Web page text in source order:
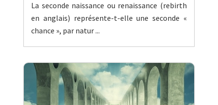
La seconde naissance ou renaissance (rebirth
en anglais) représente-t-elle une seconde «
chance », par natur ...